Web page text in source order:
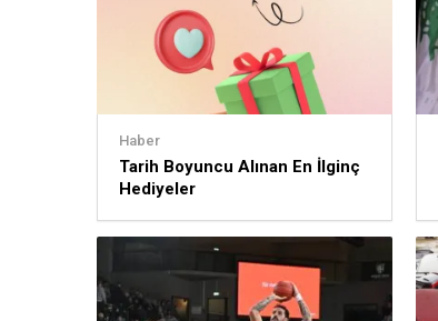
Haber
Tarih Boyuncu Alınan En İlginç
Hediyeler